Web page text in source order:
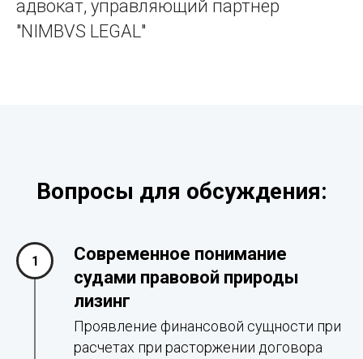
адвокат, управляющий партнер
"NIMBVS LEGAL"
Вопросы для обсуждения:
Современное понимание
судами правовой природы
лизинг
Проявление финансовой сущности при
расчетах при расторжении договора